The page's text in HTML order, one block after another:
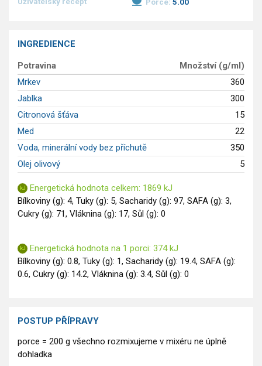
Dětské recepty
GLP-1 recepty
INGREDIENCE
Potravina
Množství (g/ml)
Mrkev
360
Jablka
300
Citronová šťáva
15
Med
22
Voda, minerální vody bez příchutě
350
Olej olivový
5
Energetická hodnota celkem: 1869 kJ
Bílkoviny (g): 4, Tuky (g): 5, Sacharidy (g): 97, SAFA (g): 3,
Cukry (g): 71, Vláknina (g): 17, Sůl (g): 0
Energetická hodnota na 1 porci: 374 kJ
Bílkoviny (g): 0.8, Tuky (g): 1, Sacharidy (g): 19.4, SAFA (g):
0.6, Cukry (g): 14.2, Vláknina (g): 3.4, Sůl (g): 0
POSTUP PŘÍPRAVY
porce = 200 g všechno rozmixujeme v mixéru ne úplně
dohladka